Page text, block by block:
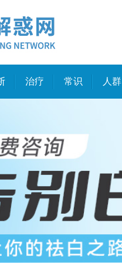
治疗 常识 人群